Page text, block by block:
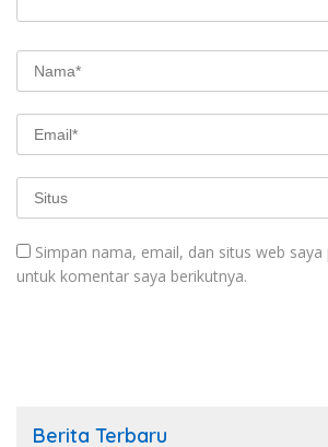
Simpan nama, email, dan situs web
untuk komentar saya berikutnya.
Berita Terbaru